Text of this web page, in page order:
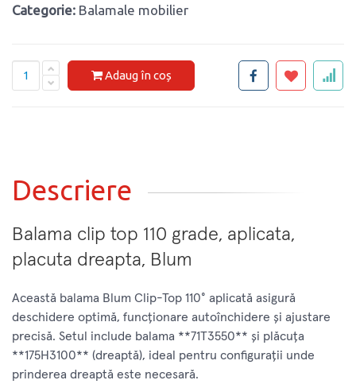
Categorie: Balamale mobilier
Adaug în coș
Descriere
Balama clip top 110 grade, aplicata,
placuta dreapta, Blum
Această balama Blum Clip-Top 110° aplicată asigură
deschidere optimă, funcționare autoînchidere și ajustare
precisă. Setul include balama **71T3550** și plăcuța
**175H3100** (dreaptă), ideal pentru configurații unde
prinderea dreaptă este necesară.